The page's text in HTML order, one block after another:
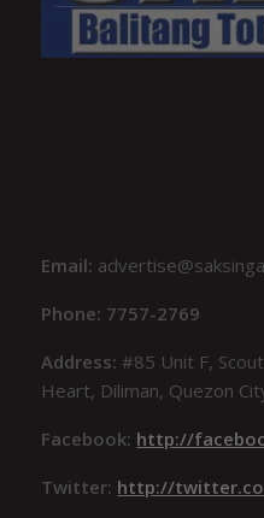
Email:
Phone: 7757-2769
Address:#85 Unit F,
Heart, Diliman, Quezon
Facebook: http://
Twitter: http://